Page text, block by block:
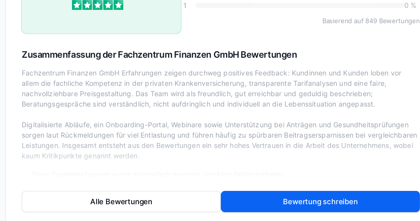
1
0 %
Basierend auf 849 Bewertungen
Zusammenfassung der Fachzentrum Finanzen GmbH Bewertungen
Fachzentrum Finanzen GmbH Erfahrungen zeigen durchweg positives Feedback: Kundinnen und Kunden loben vor
allem die fachliche Kompetenz in der privaten Krankenversicherung, transparente Tarifanalysen und eine faire,
nachvollziehbare Preisgestaltung. Das Team wird als freundlich, gut erreichbar und geduldig beschrieben;
Beratungsgespräche sind verständlich, nicht aufdringlich und individuell an die Lebenssituation angepasst.
Digitalisierte Abläufe, ein Onboarding-Portal, Webinare sowie Unterstützung bei Anträgen und Gesundheitsprüfungen
sorgen laut Rückmeldungen für viel Entlastung und führen häufig zu spürbaren Beitragsersparnissen bei vergleichbaren
Leistungen. Insgesamt entsteht aus den Bewertungen ein sehr hohes Vertrauen in die Arbeit des Unternehmens, wobei
kaum Kritikpunkte genannt werden.
Alle Bewertungen Bewertung schreiben